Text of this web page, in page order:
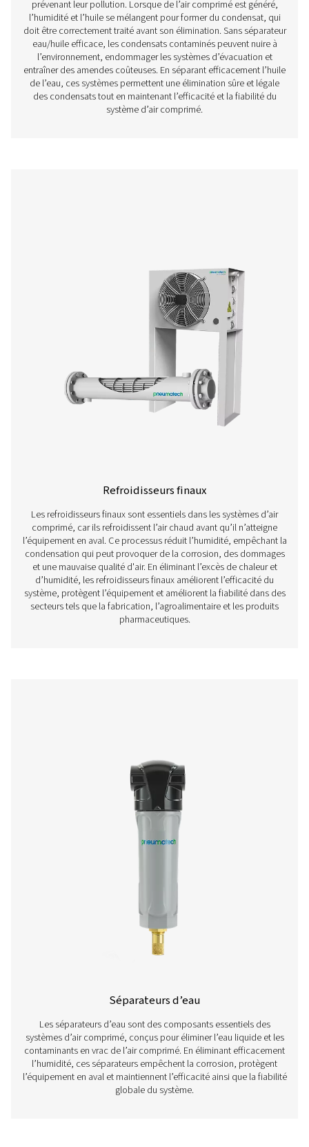
Les séparateurs d’huile et d’eau sont essentiels pour
des condensats dans les systèmes d’air comprimé,
ainsi la conformité aux réglementations
prévenant leur pollution. Lorsque de l’air comprimé
l’humidité et l’huile se mélangent pour former du
doit être correctement traité avant son élimination. Sans
eau/huile efficace, les condensats contaminés
l’environnement, endommager les systèmes
entraîner des amendes coûteuses. En séparant